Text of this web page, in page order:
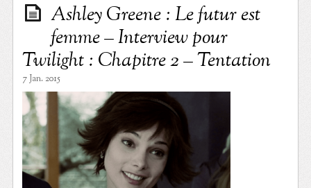
Ashley Greene : Le futur est
femme – Interview pour
Twilight : Chapitre 2 – Tentation
7 Jan. 2015